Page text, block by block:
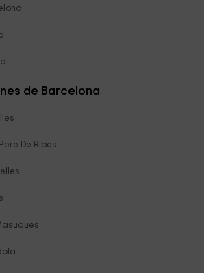
de Barcelona
De Ribes